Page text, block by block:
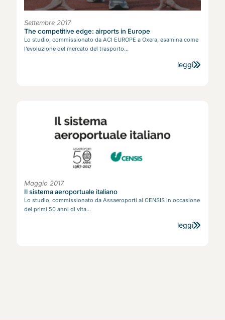
Settembre 2017
The competitive edge: airports in Europe
Lo studio, commissionato da ACI EUROPE a Oxera, esamina come
l’evoluzione del mercato del trasporto...
leggi
Maggio 2017
Il sistema aeroportuale italiano
Lo studio, commissionato da Assaeroporti al CENSIS in occasione
dei primi 50 anni di vita...
leggi